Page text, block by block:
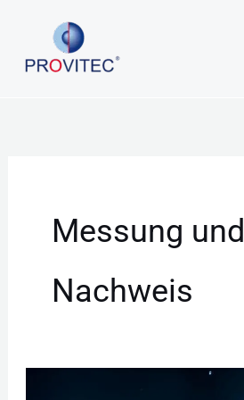
springen
Messung und
Nachweis